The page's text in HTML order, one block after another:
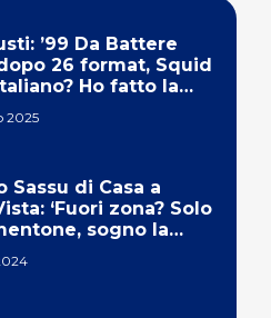
’99 Da Battere
26 format, Squid
Ho fatto la
2025
Sassu di Casa a
‘Fuori zona? Solo
sogno la